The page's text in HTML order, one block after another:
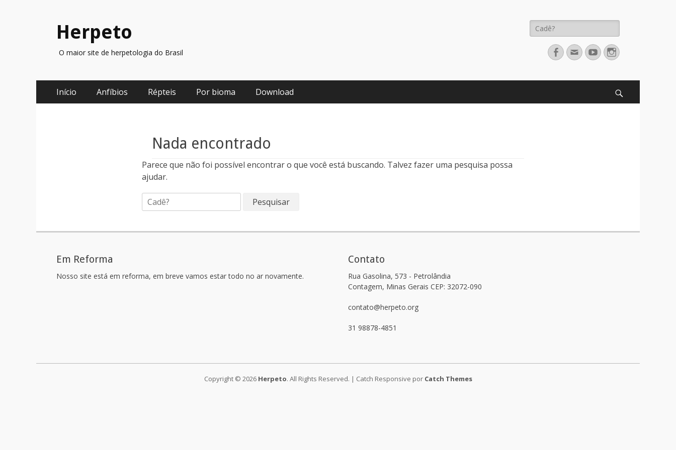
Herpeto
O maior site de herpetologia do Brasil
Pesquisar
por:
Facebook
EmailYouTubeInstagram
Menu
principal
para
Início Anfíbios Répteis Por bioma Download
Nada encontrado
Parece que não foi possível encontrar o que você está buscando. Talvez fazer uma pesquisa possa
ajudar.
Pesquisar
por:
Em Reforma
Nosso site está em reforma, em breve vamos estar todo no ar novamente.
Contato
Rua Gasolina, 573 - Petrolândia
Contagem, Minas Gerais CEP: 32072-090
contato@herpeto.org
31 98878-4851
Copyright © 2026 Herpeto. All Rights Reserved. | Catch Responsive por Catch Themes